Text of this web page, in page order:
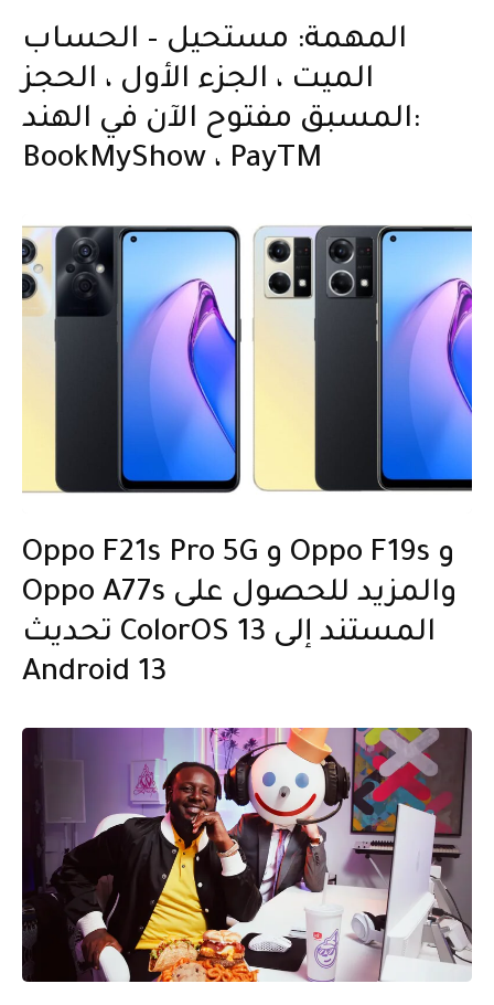
المهمة: مستحيل – الحساب
الميت ، الجزء الأول ، الحجز
المسبق مفتوح الآن في الهند:
BookMyShow ، PayTM
Oppo F21s Pro 5G و Oppo F19s و
Oppo A77s والمزيد للحصول على
تحديث ColorOS 13 المستند إلى
Android 13